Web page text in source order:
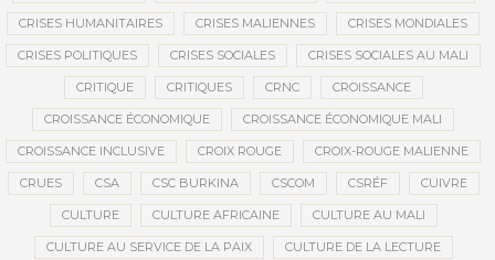
CRISES HUMANITAIRES CRISES MALIENNES CRISES MONDIALES
CRISES POLITIQUES CRISES SOCIALES CRISES SOCIALES AU MALI
CRITIQUE CRITIQUES CRNC CROISSANCE
CROISSANCE ÉCONOMIQUE CROISSANCE ÉCONOMIQUE MALI
CROISSANCE INCLUSIVE CROIX ROUGE CROIX-ROUGE MALIENNE
CRUES CSA CSC BURKINA CSCOM CSRÉF CUIVRE
CULTURE CULTURE AFRICAINE CULTURE AU MALI
CULTURE AU SERVICE DE LA PAIX CULTURE DE LA LECTURE